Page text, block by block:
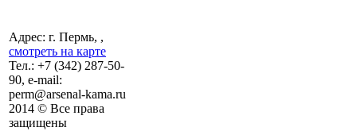
Адрес: г. Пермь, ,
смотреть на карте
Тел.: +7 (342) 287-50-
90, e-mail:
perm@arsenal-kama.ru
2014 © Все права
защищены